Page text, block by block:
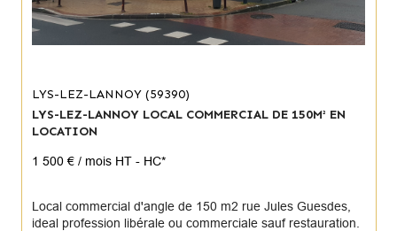
LYS-LEZ-LANNOY (59390)
LYS-LEZ-LANNOY LOCAL COMMERCIAL DE 150M² EN
LOCATION
1 500 € / mois HT - HC*
Local commercial d'angle de 150 m2 rue Jules Guesdes,
ideal profession libérale ou commerciale sauf restauration.